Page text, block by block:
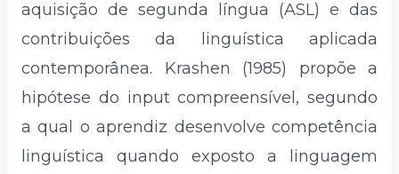
aquisição de segunda língua (ASL) e das
contribuições da linguística aplicada
contemporânea. Krashen (1985) propõe a
hipótese do input compreensível, segundo
a qual o aprendiz desenvolve competência
linguística quando exposto a linguagem